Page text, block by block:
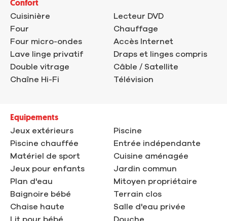
Confort
Cuisinière
Four
Four micro-ondes
Lave linge privatif
Double vitrage
Chaîne Hi-Fi
Lecteur DVD
Chauffage
Accès Internet
Draps et linges compris
Câble / Satellite
Télévision
Equipements
Jeux extérieurs
Piscine chauffée
Matériel de sport
Jeux pour enfants
Plan d'eau
Baignoire bébé
Chaise haute
Piscine
Entrée indépendante
Cuisine aménagée
Jardin commun
Mitoyen propriétaire
Terrain clos
Salle d'eau privée